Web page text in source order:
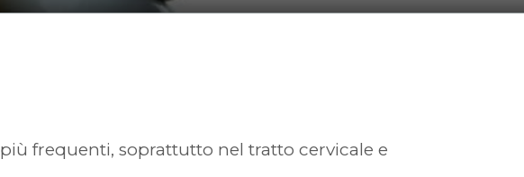
frequenti, soprattutto nel tratto cervicale e